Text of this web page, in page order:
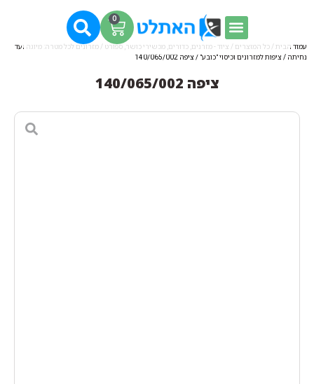
0
עמוד הבית / כל המוצרים / ציוד - מזרנים, כדורים, מכשירי כושר, ספורט / מזרונים לכל מטרה: מיוגה ועד
נחיתה / ציפות למזרונים וכיסוי "כובע" / ציפה 140/065/002
ציפה 140/065/002